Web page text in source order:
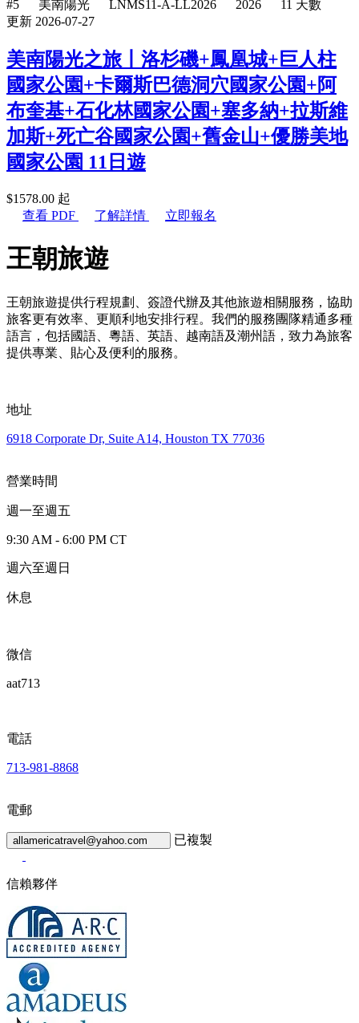
#5 美南陽光 LNMS11-A-LL2026 2026
11 天數
更新 2026-07-27
美南陽光之旅丨洛杉磯+鳳凰城+巨人柱
國家公園+卡爾斯巴德洞穴國家公園+阿
布奎基+石化林國家公園+塞多納+拉斯維
加斯+死亡谷國家公園+舊金山+優勝美地
國家公園 11日遊
$1578.00 起
查看 PDF
了解詳情 立即報名
王朝旅遊
王朝旅遊提供行程規劃、簽證代辦及其他旅遊相關服務，協助
旅客更有效率、更順利地安排行程。我們的服務團隊精通多種
語言，包括國語、粵語、英語、越南語及潮州語，致力為旅客
提供專業、貼心及便利的服務。
地址
6918 Corporate Dr, Suite A14, Houston TX 77036
營業時間
週一至週五
9:30 AM - 6:00 PM CT
週六至週日
休息
微信
aat713
電話
713-981-8868
電郵
allamericatravel@yahoo.com 已複製
信賴夥伴